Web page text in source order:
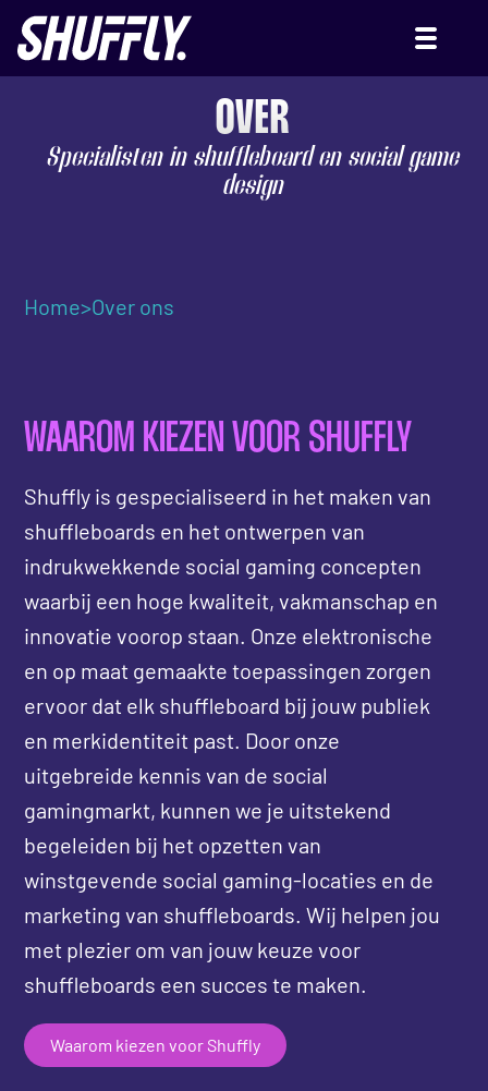
OVER
Specialisten in shuffleboard en social game
design
Home>Over ons
WAAROM KIEZEN VOOR SHUFFLY
Shuffly is gespecialiseerd in het maken van
shuffleboards en het ontwerpen van
indrukwekkende social gaming concepten
waarbij een hoge kwaliteit, vakmanschap en
innovatie voorop staan. Onze elektronische
en op maat gemaakte toepassingen zorgen
ervoor dat elk shuffleboard bij jouw publiek
en merkidentiteit past. Door onze
uitgebreide kennis van de social
gamingmarkt, kunnen we je uitstekend
begeleiden bij het opzetten van
winstgevende social gaming-locaties en de
marketing van shuffleboards. Wij helpen jou
met plezier om van jouw keuze voor
shuffleboards een succes te maken.
Waarom kiezen voor Shuffly